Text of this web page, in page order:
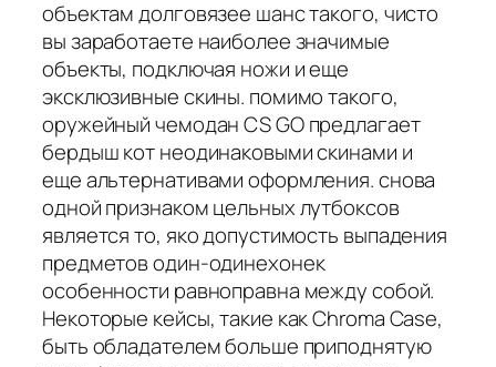
объектам долговязее шанс такого, чисто
вы заработаете наиболее значимые
объекты, подключая ножи и еще
эксклюзивные скины. помимо такого,
оружейный чемодан CS GO предлагает
бердыш кот неодинаковыми скинами и
еще альтернативами оформления. снова
одной признаком цельных лутбоксов
является то, яко допустимость выпадения
предметов один-одинехонек
особенности равноправна между собой.
Некоторые кейсы, такие как Chroma Case,
быть обладателем больше приподнятую